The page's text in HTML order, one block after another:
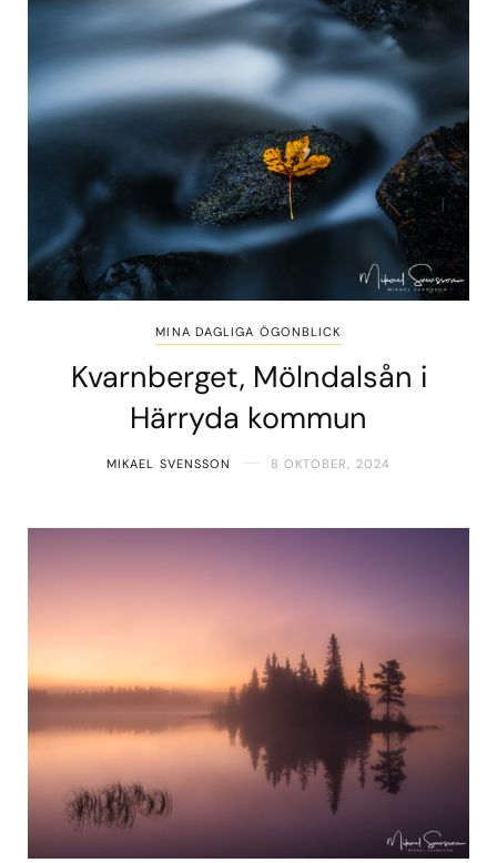
MINA DAGLIGA ÖGONBLICK
Kvarnberget, Mölndalsån i
Härryda kommun
MIKAEL SVENSSON 8 OKTOBER, 2024